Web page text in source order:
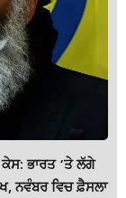
ਭਾਰਤ ‘ਤੇ ਲੱਗੇ
ਨਵੰਬਰ ਵਿਚ ਫ਼ੈਸਲਾ